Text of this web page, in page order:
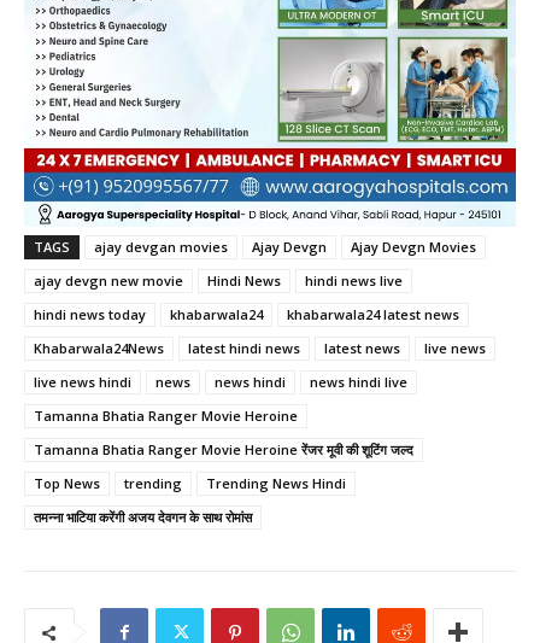
TAGS ajay devgan movies Ajay Devgn
Ajay Devgn Movies
ajay devgn new movie
Hindi News
hindi news live
hindi news today
khabarwala24
khabarwala24 latest news
Khabarwala24News
latest hindi news latest news
live news
live news hindi
news news hindi
news hindi live
Tamanna Bhatia Ranger Movie Heroine
Tamanna Bhatia Ranger Movie Heroine रेंजर मूवी की शूटिंग जल्द
Top News
trending
Trending News Hindi
तमन्ना भाटिया करेंगी अजय देवगन के साथ रोमांस